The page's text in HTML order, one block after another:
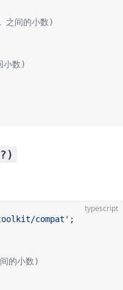
间的小数)
数)
typescript
compat' ;
的小数)